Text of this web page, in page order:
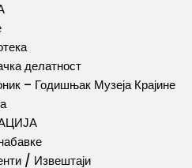
делатност
– Годишњак Музеја Крајине
/ Извештаји